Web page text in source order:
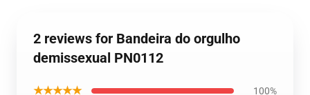
2 reviews for Bandeira do orgulho
demissexual PN0112
★★★★★ 100%